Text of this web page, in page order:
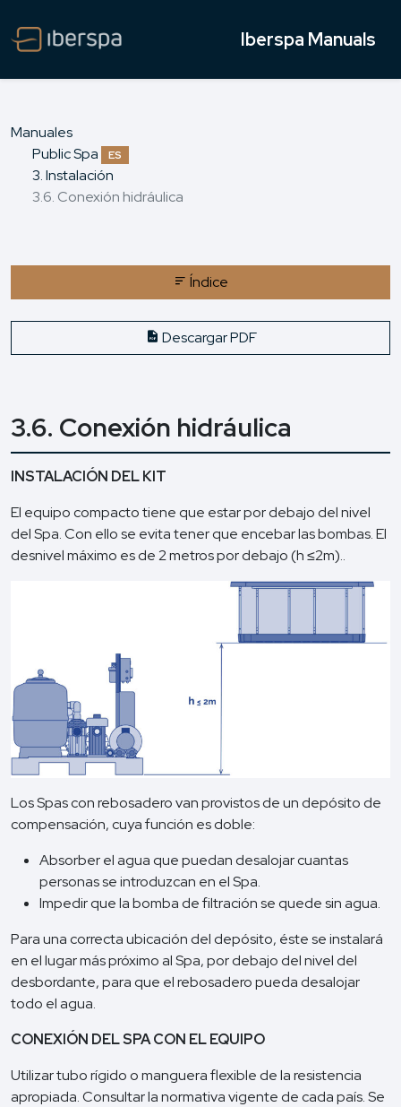
Iberspa Manuals
Manuales
Public Spa
ES
3. Instalación
3.6. Conexión hidráulica
Índice
Descargar PDF
3.6. Conexión hidráulica
INSTALACIÓN DEL KIT
El equipo compacto tiene que estar por debajo del nivel
del Spa. Con ello se evita tener que encebar las bombas. El
desnivel máximo es de 2 metros por debajo (h ≤2m)..
Los Spas con rebosadero van provistos de un depósito de
compensación, cuya función es doble:
Absorber el agua que puedan desalojar cuantas
personas se introduzcan en el Spa.
Impedir que la bomba de filtración se quede sin agua.
Para una correcta ubicación del depósito, éste se instalará
en el lugar más próximo al Spa, por debajo del nivel del
desbordante, para que el rebosadero pueda desalojar
todo el agua.
CONEXIÓN DEL SPA CON EL EQUIPO
Utilizar tubo rígido o manguera flexible de la resistencia
apropiada. Consultar la normativa vigente de cada país. Se